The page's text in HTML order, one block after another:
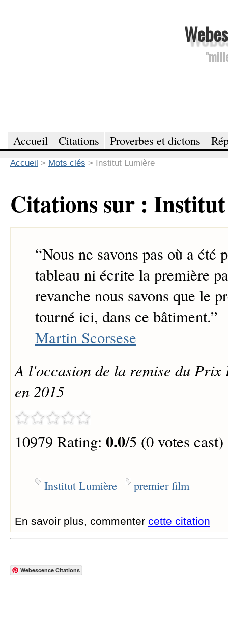
Accueil Citations Proverbes et dictons
Accueil > Mots clés > Institut Lumière
Citations sur :
“Nous ne savons pas où a été
tableau ni écrite la première
revanche nous savons que le
tourné ici, dans ce bâtiment.”
Martin Scorsese
A l'occasion de la remise du
en 2015
10979 Rating: 0.0/5 (0 votes cast)
Institut Lumière premier film
En savoir plus, commenter cette citation
Webescence Citations